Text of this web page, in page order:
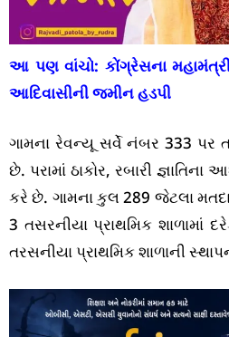
આ પણ વાંચો: કોંગ્રેસના
આદિવાસીની જમીન હડપી
ગામના રેવન્યૂ સર્વે નંબર 333 પર
છે. પરામાં ઠાકોર, રબારી
કરે છે. ગામના કુલ 289 જેટલા
3 તસરનીયા પ્રાથમિક શાળામાં
તરસનીયા પ્રાથમિક શાળાની